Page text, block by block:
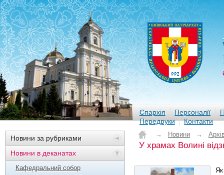
Єпархія Персоналії
Передруки
Контакти
Новини за рубриками
Новини в деканатах
Кафедральний собор
→ Новини →
У храмах Волині
Як